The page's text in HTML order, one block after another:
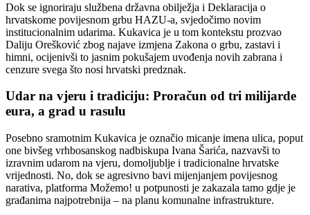
Dok se ignoriraju službena državna obilježja i Deklaracija o
hrvatskome povijesnom grbu HAZU-a, svjedočimo novim
institucionalnim udarima. Kukavica je u tom kontekstu prozvao
Daliju Orešković zbog najave izmjena Zakona o grbu, zastavi i
himni, ocijenivši to jasnim pokušajem uvođenja novih zabrana i
cenzure svega što nosi hrvatski predznak.
Udar na vjeru i tradiciju: Proračun od tri milijarde
eura, a grad u rasulu
Posebno sramotnim Kukavica je označio micanje imena ulica, poput
one bivšeg vrhbosanskog nadbiskupa Ivana Šarića, nazvavši to
izravnim udarom na vjeru, domoljublje i tradicionalne hrvatske
vrijednosti. No, dok se agresivno bavi mijenjanjem povijesnog
narativa, platforma Možemo! u potpunosti je zakazala tamo gdje je
građanima najpotrebnija – na planu komunalne infrastrukture.